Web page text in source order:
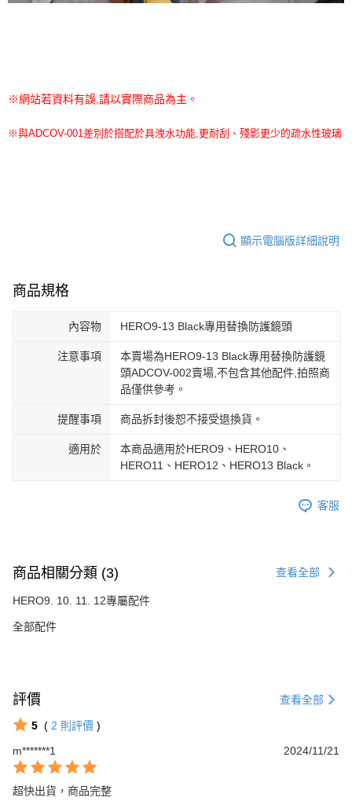
※網站若資料有誤,請以實際商品為主。
※與ADCOV-001差別於搭配於具洩水功能,更耐刮、殘影更少的疏水性玻璃
顯示電腦版詳細說明
商品規格
內容物 HERO9-13 Black專用替換防護鏡頭
注意事項
本賣場為HERO9-13 Black專用替換防護鏡
頭ADCOV-002賣場,不包含其他配件,拍照商
品僅供參考。
提醒事項 商品拆封後恕不接受退換貨。
適用於
本商品適用於HERO9、HERO10、
HERO11、HERO12、HERO13 Black。
客服
商品相關分類 (3) 查看全部
HERO9. 10. 11. 12專屬配件
全部配件
評價 查看全部
5 ( 2 則評價 )
m*******1
2024/11/21
超快出貨，商品完整